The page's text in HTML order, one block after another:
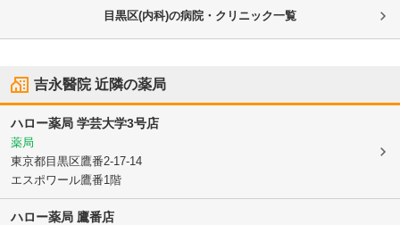
目黒区(内科)の病院・クリニック一覧
吉永醫院近隣の薬局
ハロー薬局 学芸大学3号店
薬局
東京都目黒区鷹番2-17-14
エスポワール鷹番1階
ハロー薬局 鷹番店